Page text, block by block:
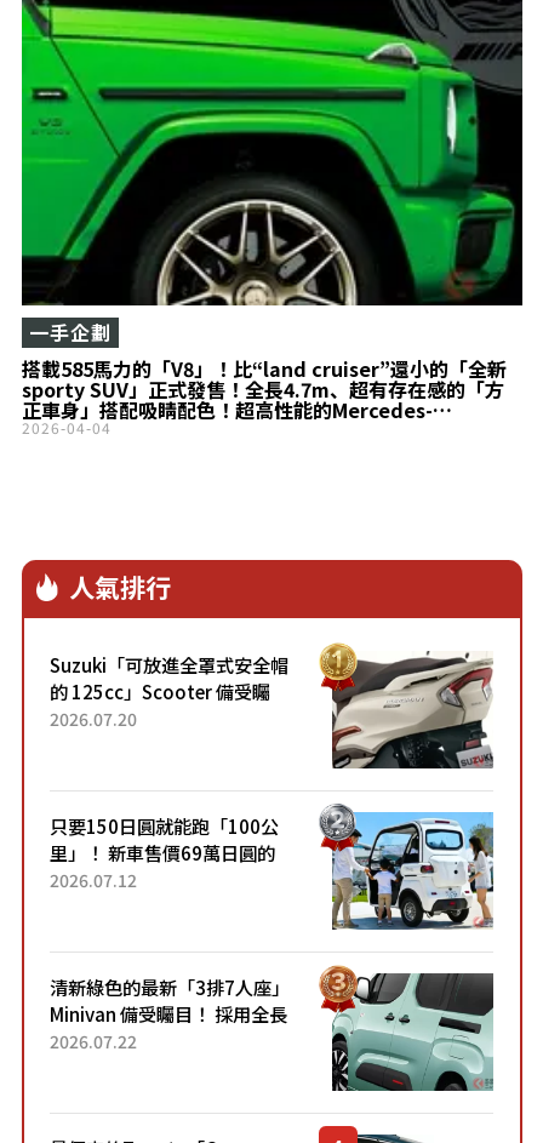
搭載585馬力的「V8」！比“land cruiser”還小的「全新
sporty SUV」正式發售！全長4.7m、超有存在感的「方
正車身」搭配吸睛配色！超高性能的Mercedes-
AMG「G63 edition performance」是什麼？
一手企劃
2026-04-04
人氣排行
Suzuki「可放進全罩式安全帽
的 125cc」Scooter 備受矚
目！採用全新流線設計與各項
2026.07.20
只要150日圓就能跑「100公
里」！ 新車售價69萬日圓的
「3人座」Trike大受歡迎！ 順
2026.07.12
清新綠色的最新「3排7人座」
Minivan 備受矚目！ 採用全長
4.7公尺剛剛好的車身尺寸與
2026.07.22